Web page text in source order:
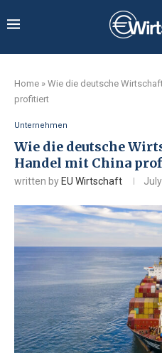
Home » Wie die deutsche
profitiert
Unternehmen
Wie die deutsche
Handel mit China
written by EU Wirtschaft